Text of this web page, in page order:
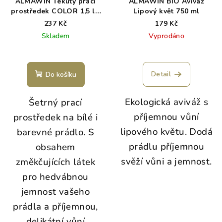
prostředek COLOR 1,5 l -
ekonom
237 Kč
Skladem
Do košíku
Šetrný prací
prostředek na bílé i
barevné prádlo. S
obsahem
změkčujících látek
pro hedvábnou
jemnost vašeho
prádla a příjemnou,
Lipový květ 750 ml
179 Kč
Vyprodáno
Detail
Ekologická aviváž s
příjemnou vůní
lipového květu. Dodá
prádlu příjemnou
svěží vůni a jemnost.